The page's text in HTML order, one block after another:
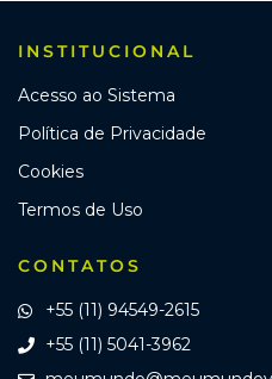
INSTITUCIONAL
Acesso ao Sistema
Política de Privacidade
Cookies
Termos de Uso
CONTATOS
+55 (11) 94549-2615
+55 (11) 5041-3962